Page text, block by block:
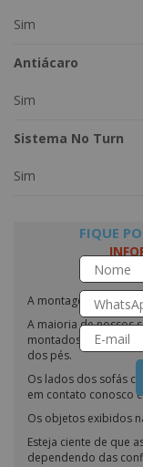
Sim
Antiácaro
Sim
Sistema No Turn
Sim
A montagem do
A maioria de nossos
montados,
dos pés.
Os lados dos sofás
em contato conosco
Os objetos exibidos
Esteja ciente de que
dependendo das
FIQUE